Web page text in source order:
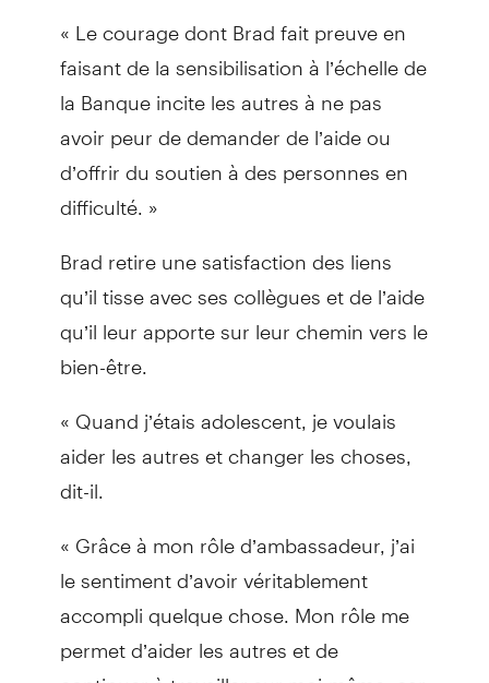
« Le courage dont Brad fait preuve en
faisant de la sensibilisation à l’échelle de
la Banque incite les autres à ne pas
avoir peur de demander de l’aide ou
d’offrir du soutien à des personnes en
difficulté. »
Brad retire une satisfaction des liens
qu’il tisse avec ses collègues et de l’aide
qu’il leur apporte sur leur chemin vers le
bien-être.
« Quand j’étais adolescent, je voulais
aider les autres et changer les choses,
dit-il.
« Grâce à mon rôle d’ambassadeur, j’ai
le sentiment d’avoir véritablement
accompli quelque chose. Mon rôle me
permet d’aider les autres et de